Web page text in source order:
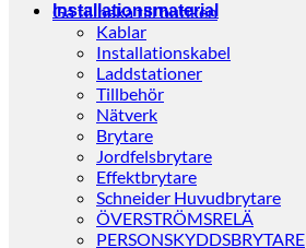
Gå tillbaka till butiken
Installationsmaterial
Kablar
Installationskabel
Laddstationer
Tillbehör
Nätverk
Brytare
Jordfelsbrytare
Effektbrytare
Schneider Huvudbrytare
ÖVERSTRÖMSRELÄ
PERSONSKYDDSBRYTARE